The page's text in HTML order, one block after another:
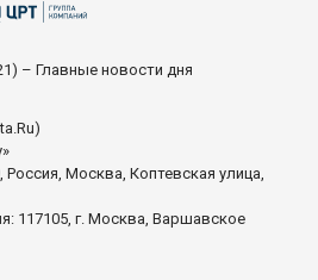
– Главные новости дня
Москва, Коптевская улица,
117105, г. Москва, Варшавское